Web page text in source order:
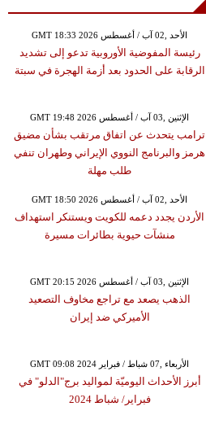
GMT 18:33 2026 الأحد ,02 آب / أغسطس
رئيسة المفوضية الأوروبية تدعو إلى تشديد
الرقابة على الحدود بعد أزمة الهجرة في سبتة
GMT 19:48 2026 الإثنين ,03 آب / أغسطس
ترامب يتحدث عن اتفاق مرتقب بشأن مضيق
هرمز والبرنامج النووي الإيراني وطهران تنفي
طلب مهلة
GMT 18:50 2026 الأحد ,02 آب / أغسطس
الأردن يجدد دعمه للكويت ويستنكر استهداف
منشآت حيوية بطائرات مسيرة
GMT 20:15 2026 الإثنين ,03 آب / أغسطس
الذهب يصعد مع تراجع مخاوف التصعيد
الأميركي ضد إيران
GMT 09:08 2024 الأربعاء ,07 شباط / فبراير
أبرز الأحداث اليوميّة لمواليد برج"الدلو" في
فبراير/ شباط 2024